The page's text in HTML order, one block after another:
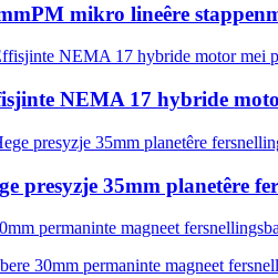
mikro lineêre
NEMA 17 hybride
presyzje 35mm planetêre